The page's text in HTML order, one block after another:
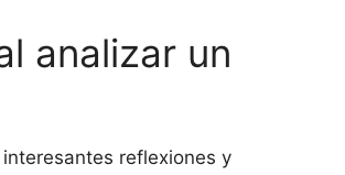
analizar un
reflexiones y